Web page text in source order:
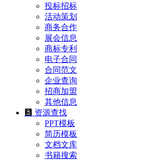
投标招标
活动策划
商务合作
展会信息
商标专利
电子合同
合同范文
企业查询
招商加盟
其他信息
资源查找
PPT模板
简历模板
文档文库
书籍搜索